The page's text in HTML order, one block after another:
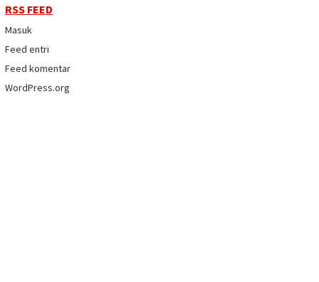
RSS FEED
Masuk
Feed entri
Feed komentar
WordPress.org